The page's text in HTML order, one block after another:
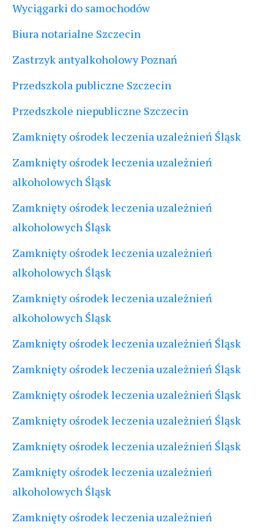
Wyciągarki do samochodów
Biura notarialne Szczecin
Zastrzyk antyalkoholowy Poznań
Przedszkola publiczne Szczecin
Przedszkole niepubliczne Szczecin
Zamknięty ośrodek leczenia uzależnień Śląsk
Zamknięty ośrodek leczenia uzależnień
alkoholowych Śląsk
Zamknięty ośrodek leczenia uzależnień
alkoholowych Śląsk
Zamknięty ośrodek leczenia uzależnień
alkoholowych Śląsk
Zamknięty ośrodek leczenia uzależnień
alkoholowych Śląsk
Zamknięty ośrodek leczenia uzależnień Śląsk
Zamknięty ośrodek leczenia uzależnień Śląsk
Zamknięty ośrodek leczenia uzależnień Śląsk
Zamknięty ośrodek leczenia uzależnień Śląsk
Zamknięty ośrodek leczenia uzależnień Śląsk
Zamknięty ośrodek leczenia uzależnień
alkoholowych Śląsk
Zamknięty ośrodek leczenia uzależnień